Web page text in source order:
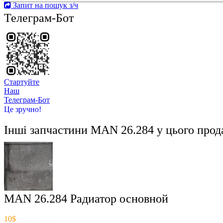
Запит на пошук з/ч
Телеграм-Бот
Стартуйте
Hаш
Телеграм-Бот
Це зручно!
Інші запчастини MAN 26.284 у цього
MAN 26.284 Радиатор основной
10$